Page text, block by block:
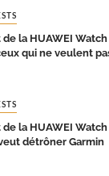
de la HUAWEI
qui ne veulent
de la HUAWEI
détrôner Garmin